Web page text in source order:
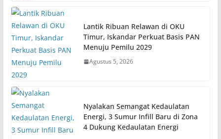
Lantik Ribuan Relawan di OKU
Timur, Iskandar Perkuat Basis PAN
Menuju Pemilu 2029
Agustus 5, 2026
Nyalakan Semangat Kedaulatan
Energi, 3 Sumur Infill Baru di Zona
4 Dukung Kedaulatan Energi